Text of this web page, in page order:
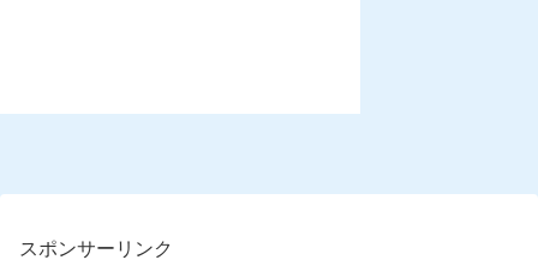
スポンサーリンク